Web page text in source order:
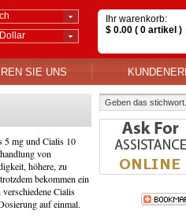
Ihr warenkorb:
$ 0.00 ( 0 artikel )
SIE UNS
5 mg und Cialis 10
von
höhere, zu
bekommen ein
Cialis
auf einmal.